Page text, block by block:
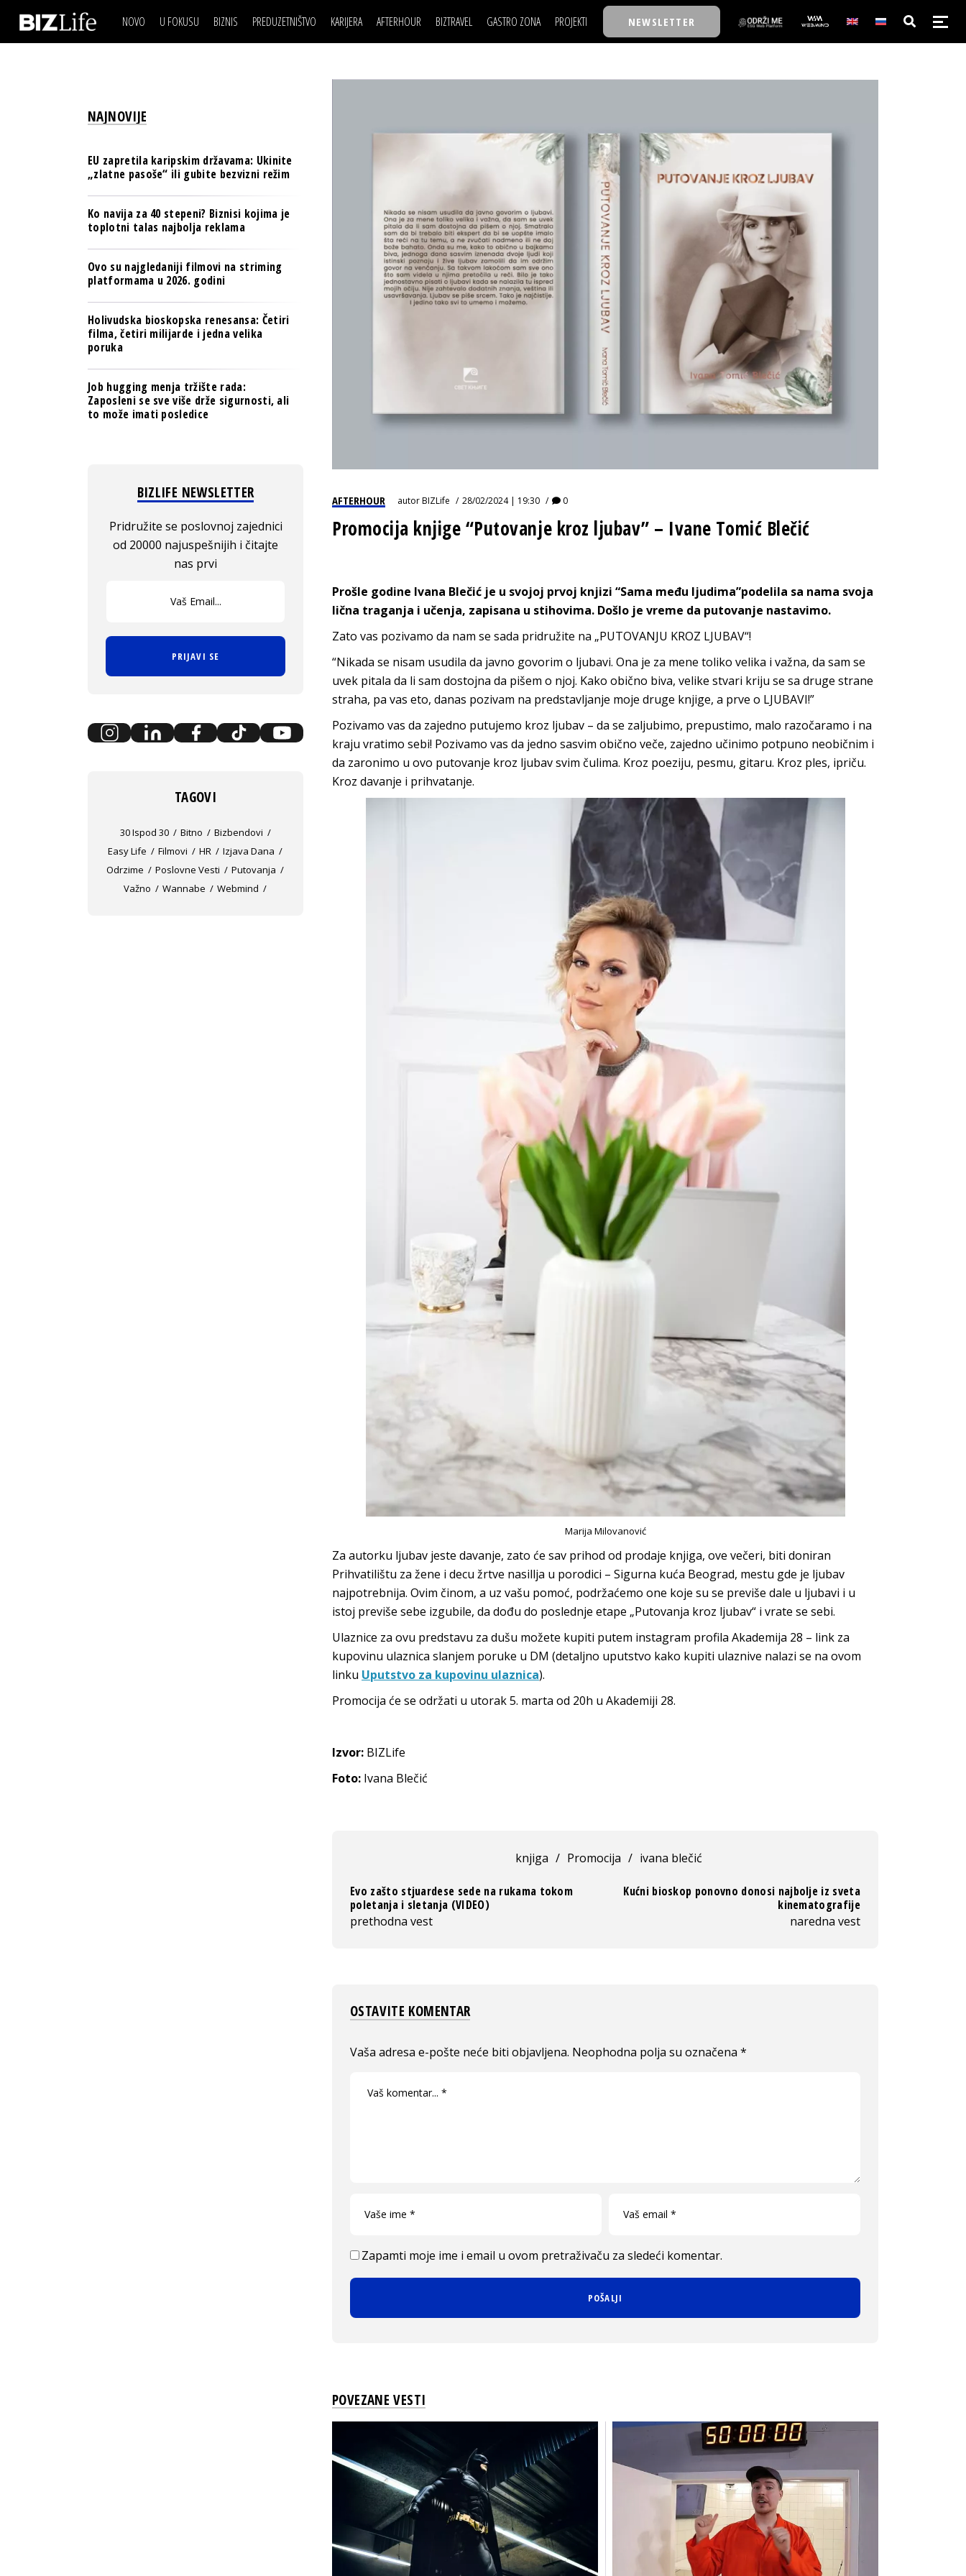
NOVO U FOKUSU BIZNIS
BANKE
OSIGURANJE
TECH I AI
BIZNIS & SPORT
PULS REGIONA
NOVO NA RAFU
PREDUZETNIŠTVO KARIJERA AFTERHOUR BIZTRAVEL GASTRO ZONA PROJEKTI
BACK TO OFFICE/SCHOOL
BIZBENDOVI
BIZKOLEGIJUM
BMW BIZNIS LIGA
BIZLIFE WEEK
IZJAVA GODINE
NEWSLETTER
IZJAVA DANABIZNIS SCENA
BREND I KOMUNIKACIJE
OSIGURANJE
TECH I AI
PULS REGIONA
POSAO
MOJ UGAO
FILM I SCENA
AUTO SVET
NAJKOLEGA
30 ISPOD 30
BIZKOLEGIJUM
BMW BIZNIS LIGA
BIZLIFE WEEK
IZJAVA GODINE
AFTERHOUR autorBIZLife 28/02/2024 | 19:30 0
Promocija knjige “Putovanje kroz ljubav” – Ivane Tomić Blečić
Prošle godine Ivana Blečić je u svojoj prvoj knjizi “Sama među ljudima”podelila sa nama svoja
lična traganja i učenja, zapisana u stihovima. Došlo je vreme da putovanje nastavimo.
Zato vas pozivamo da nam se sada pridružite na „PUTOVANJU KROZ LJUBAV“!
“Nikada se nisam usudila da javno govorim o ljubavi. Ona je za mene toliko velika i važna, da sam se
uvek pitala da li sam dostojna da pišem o njoj. Kako obično biva, velike stvari kriju se sa druge strane
straha, pa vas eto, danas pozivam na predstavljanje moje druge knjige, a prve o LJUBAVI!”
Pozivamo vas da zajedno putujemo kroz ljubav – da se zaljubimo, prepustimo, malo razočaramo i na
kraju vratimo sebi! Pozivamo vas da jedno sasvim obično veče, zajedno učinimo potpuno neobičnim i
da zaronimo u ovo putovanje kroz ljubav svim čulima. Kroz poeziju, pesmu, gitaru. Kroz ples, ipriču.
Kroz davanje i prihvatanje.
Marija Milovanović
Za autorku ljubav jeste davanje, zato će sav prihod od prodaje knjiga, ove večeri, biti doniran
Prihvatilištu za žene i decu žrtve nasillja u porodici – Sigurna kuća Beograd, mestu gde je ljubav
najpotrebnija. Ovim činom, a uz vašu pomoć, podržaćemo one koje su se previše dale u ljubavi i u
istoj previše sebe izgubile, da dođu do poslednje etape „Putovanja kroz ljubav“ i vrate se sebi.
Ulaznice za ovu predstavu za dušu možete kupiti putem instagram profila Akademija 28 – link za
kupovinu ulaznica slanjem poruke u DM (detaljno uputstvo kako kupiti ulaznive nalazi se na ovom
linku Uputstvo za kupovinu ulaznica).
Promocija će se održati u utorak 5. marta od 20h u Akademiji 28.
Izvor: BIZLife
Foto: Ivana Blečić
knjiga / Promocija / ivana blečić
Evo zašto stjuardese sede na rukama tokom
poletanja i sletanja (VIDEO)
prethodna vest
Kućni bioskop ponovno donosi najbolje iz sveta
kinematografije
naredna vest
OSTAVITE KOMENTAR
Vaša adresa e-pošte neće biti objavljena. Neophodna polja su označena *
Zapamti moje ime i email u ovom pretraživaču za sledeći komentar.
POVEZANE VESTI
NAJNOVIJE
EU zapretila karipskim državama: Ukinite
„zlatne pasoše“ ili gubite bezvizni režim
Ko navija za 40 stepeni? Biznisi kojima je
toplotni talas najbolja reklama
Ovo su najgledaniji filmovi na striming
platformama u 2026. godini
Holivudska bioskopska renesansa: Četiri
filma, četiri milijarde i jedna velika
poruka
Job hugging menja tržište rada:
Zaposleni se sve više drže sigurnosti, ali
to može imati posledice
BIZLIFE NEWSLETTER
Pridružite se poslovnoj zajednici
od 20000 najuspešnijih i čitajte
nas prvi
PRIJAVI SE
TAGOVI
30 Ispod 30 Bitno
Bizbendovi
Easy Life
Filmovi HR
Izjava Dana
Odrzime
Poslovne Vesti
Putovanja
Važno
Wannabe Webmind